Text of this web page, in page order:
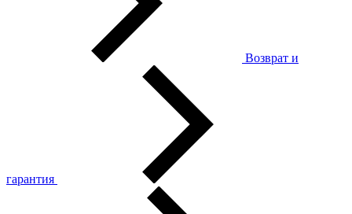
Возврат и
гарантия